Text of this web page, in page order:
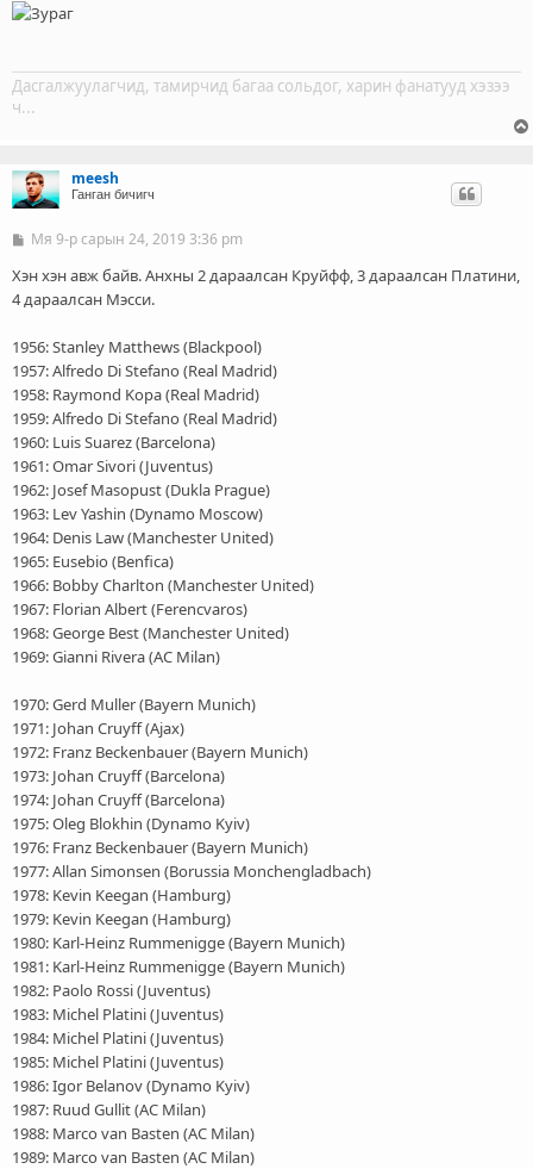
ч
Дасгалжуулагчид, тамирчид багаа сольдог, харин фанатууд хэзээ
ч...
meesh
Ганган бичигч
Б
ч
э
Мя 9-р сарын 24, 2019 3:36 pm
Хэн хэн авж байв. Анхны 2 дараалсан Круйфф, 3 дараалсан Платини,
4 дараалсан Мэсси.
1956: Stanley Matthews (Blackpool)
1957: Alfredo Di Stefano (Real Madrid)
1958: Raymond Kopa (Real Madrid)
1959: Alfredo Di Stefano (Real Madrid)
1960: Luis Suarez (Barcelona)
1961: Omar Sivori (Juventus)
1962: Josef Masopust (Dukla Prague)
1963: Lev Yashin (Dynamo Moscow)
1964: Denis Law (Manchester United)
1965: Eusebio (Benfica)
1966: Bobby Charlton (Manchester United)
1967: Florian Albert (Ferencvaros)
1968: George Best (Manchester United)
1969: Gianni Rivera (AC Milan)
1970: Gerd Muller (Bayern Munich)
1971: Johan Cruyff (Ajax)
1972: Franz Beckenbauer (Bayern Munich)
1973: Johan Cruyff (Barcelona)
1974: Johan Cruyff (Barcelona)
1975: Oleg Blokhin (Dynamo Kyiv)
1976: Franz Beckenbauer (Bayern Munich)
1977: Allan Simonsen (Borussia Monchengladbach)
1978: Kevin Keegan (Hamburg)
1979: Kevin Keegan (Hamburg)
1980: Karl-Heinz Rummenigge (Bayern Munich)
1981: Karl-Heinz Rummenigge (Bayern Munich)
1982: Paolo Rossi (Juventus)
1983: Michel Platini (Juventus)
1984: Michel Platini (Juventus)
1985: Michel Platini (Juventus)
1986: Igor Belanov (Dynamo Kyiv)
1987: Ruud Gullit (AC Milan)
1988: Marco van Basten (AC Milan)
1989: Marco van Basten (AC Milan)